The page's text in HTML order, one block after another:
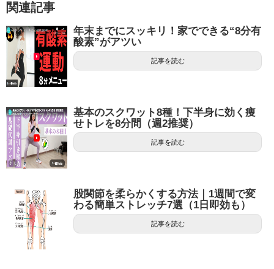
関連記事
年末までにスッキリ！家でできる“8分有
酸素”がアツい
記事を読む
基本のスクワット8種！下半身に効く痩
せトレを8分間（週2推奨）
記事を読む
股関節を柔らかくする方法｜1週間で変
わる簡単ストレッチ7選（1日即効も）
記事を読む